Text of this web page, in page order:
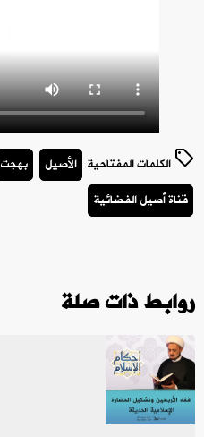
الكلمات المفتاحية الأصيل بهجت
قناة أصيل الفضائية
روابط ذات صلة